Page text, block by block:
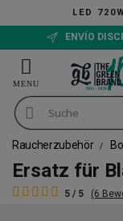
LED
ENVÍO
Raucherzubehör
Ersatz für
5 / 5 (6